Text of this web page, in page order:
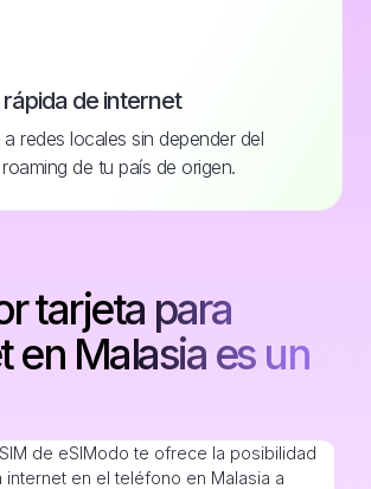
de internet
redes locales sin depender del
de tu país de origen.
tarjeta para
en Malasia es un
de eSIModo te ofrece la posibilidad
en el teléfono en Malasia a